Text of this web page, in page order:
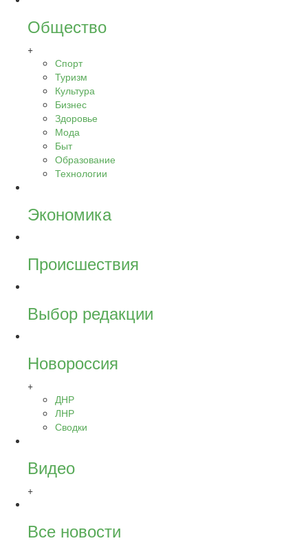
Общество
+
Спорт
Туризм
Культура
Бизнес
Здоровье
Мода
Быт
Образование
Технологии
Экономика
Происшествия
Выбор редакции
Новороссия
+
ДНР
ЛНР
Сводки
Видео
+
Все новости